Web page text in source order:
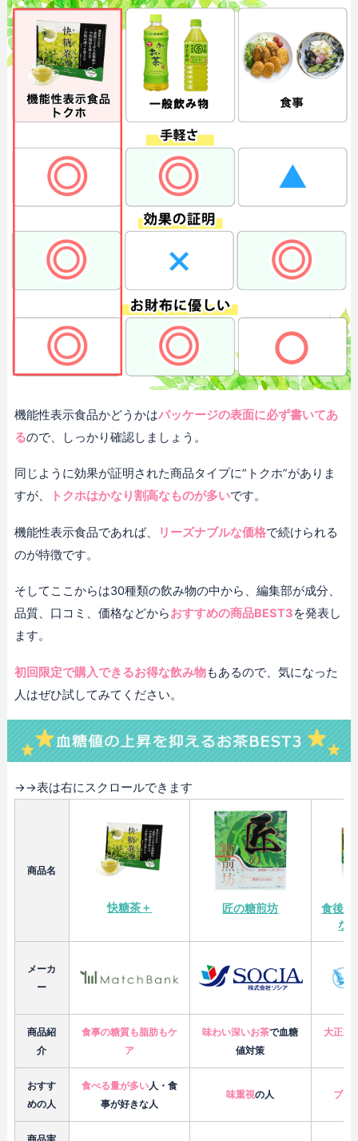
機能性表示食品かどうかはパッケージの表面に必ず書いてあ
るので、しっかり確認しましょう。
同じように効果が証明された商品タイプに”トクホ”がありま
すが、
トクホはかなり割高なものが多いです。
機能性表示食品であれば、 リーズナブルな価格で続けられる
のが特徴です。
そしてここからは30種類の飲み物の中から、編集部が成分、
品質、口コミ、価格などからおすすめの商品BEST3を発表し
ます。
初回限定で購入できるお得な飲み物もあるので、気になった
人はぜひ試してみてください。
→→表は右にスクロールできます
商品名
快糖茶＋ 匠の糖煎坊
食後の
な
メーカ
ー
商品紹
介
食事の糖質も脂肪もケ
ア
味わい深いお茶で血糖
値対策
大正製
おすす
めの人
食べる量が多い人・食
事が好きな人
味重視の人 ブラ